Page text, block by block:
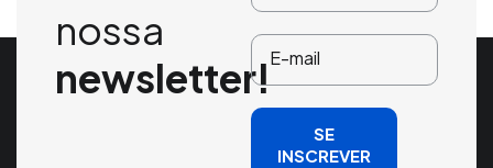
nossa
newsletter!
SE
INSCREVER